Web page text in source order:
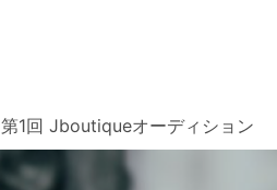
第1回 Jboutiqueオーディション